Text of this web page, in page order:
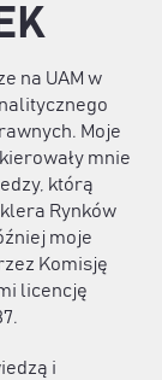
na UAM w
Moje
mnie
którą
Rynków
moje
Komisję
licencję
i